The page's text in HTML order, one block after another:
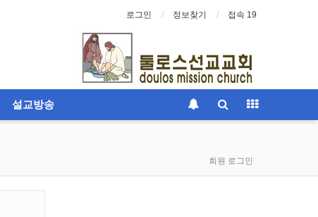
로그인 정보찾기 접속 19
설교방송
회원 로그인